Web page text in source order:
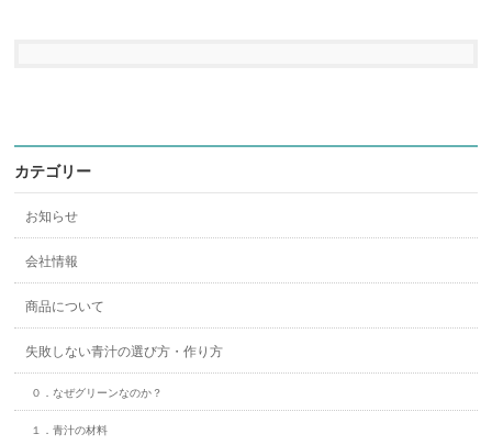
カテゴリー
お知らせ
会社情報
商品について
失敗しない青汁の選び方・作り方
０．なぜグリーンなのか？
１．青汁の材料